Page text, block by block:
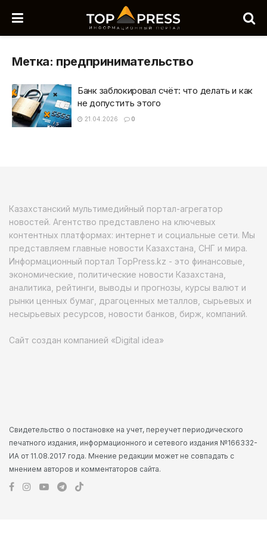
Метка: предпринимательство
Банк заблокировал счёт: что делать и как
не допустить этого
21.04.2026 0
Казахстанский мультимедийный портал-агрегатор
новостей. Агентство представлено на ключевых
контентных платформах: интернет и социальные сети. Мы
представляем главные новости Казахстана, СНГ и мира.
Информационный портал TopPress.kz - это финансовые,
экономические, политические новости Казахстана,
аналитика, рейтинги, выводы и прогнозы, курсы валют и
рынки ценных бумаг, драгоценных металлов, сырьевых и
несырьевых ресурсов, новости банков, бирж, компаний.
Сайт создан компанией «Digital idea»
Свидетельство о постановке на учет, переучет периодического
печатного издания, информационного и сетевого издания №166332-
ИА от 11.08.2017 года. Мнение редакции может не совпадать с
мнением авторов и комментаторов сайта.